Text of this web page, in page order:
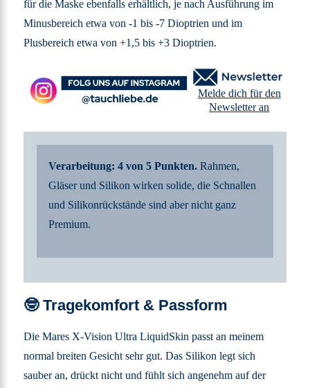
für die Maske ebenfalls erhältlich, je nach Ausführung im
Minusbereich etwa von -1 bis -7 Dioptrien und im
Plusbereich etwa von +1,5 bis +3 Dioptrien.
Melde dich für den
Newsletter an
Verarbeitung: 4 von 5 Punkten. Rahmen,
Gläser und Silikon wirken solide, die Schnallen
und Silikonrückstände sind aber nicht ganz
Premium.
🤓Tragekomfort & Passform
Die Mares X-Vision Ultra LiquidSkin passt an meinem
normal breiten Gesicht sehr gut. Das Silikon legt sich
sauber an, drückt nicht und fühlt sich angenehm auf der